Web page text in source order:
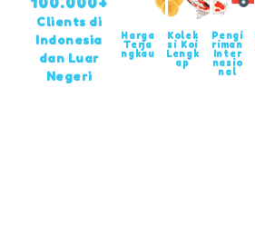
Clients di
Indonesia
dan Luar
Negeri
Harga
Terja
ngkau
Kolek
si Koi
Lengk
ap
Pengi
riman
Inter
nasio
nal